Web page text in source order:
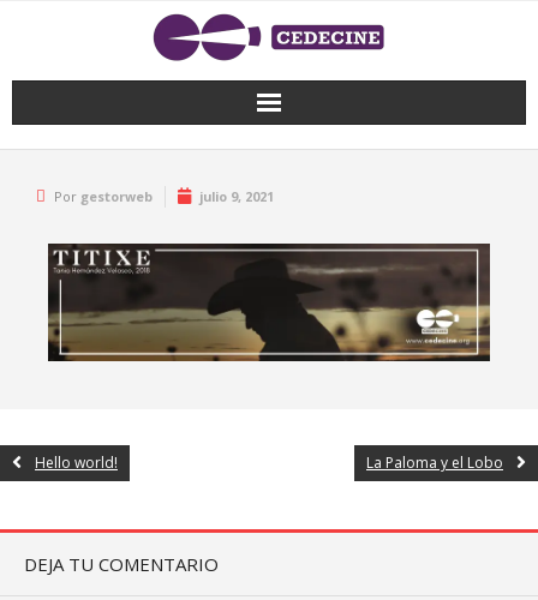
Por gestorweb julio 9, 2021
Hello world! La Paloma y el Lobo
DEJA TU COMENTARIO